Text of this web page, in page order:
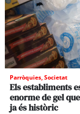
Parròquies,Societat
Els establiments
enorme de gel
ja és històric